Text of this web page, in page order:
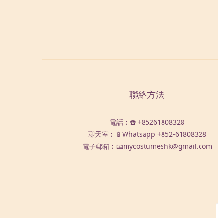
聯絡方法
電話︰☎️ +85261808328
聊天室︰📱Whatsapp +852-61808328
電子郵箱︰📧mycostumeshk@gmail.com